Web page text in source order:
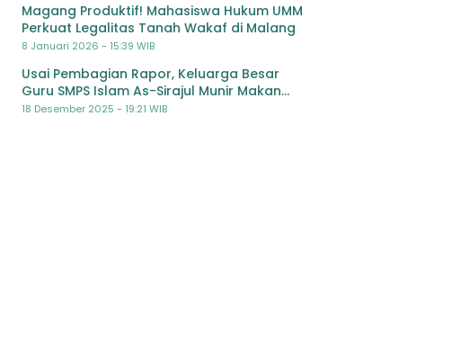
Magang Produktif! Mahasiswa Hukum UMM
Perkuat Legalitas Tanah Wakaf di Malang
8 Januari 2026 - 15:39 WIB
Usai Pembagian Rapor, Keluarga Besar
Guru SMPS Islam As-Sirajul Munir Makan
Bersama Sambut Libur Awal Semester
18 Desember 2025 - 19:21 WIB